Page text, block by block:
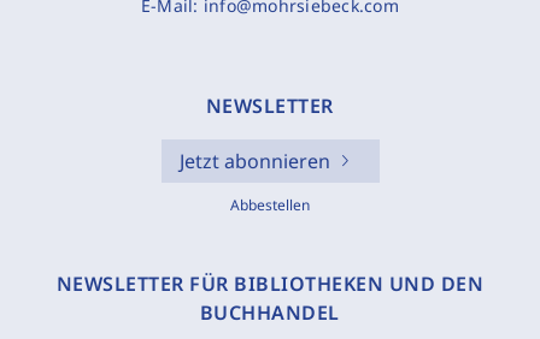
E-Mail: info@mohrsiebeck.com
NEWSLETTER
Jetzt abonnieren
Abbestellen
NEWSLETTER FÜR BIBLIOTHEKEN UND DEN
BUCHHANDEL